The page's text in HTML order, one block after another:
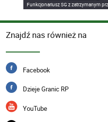
Funkcjonariusz SG z zatrzymanym
Znajdź nas również na
Facebook
Dzieje Granic RP
YouTube